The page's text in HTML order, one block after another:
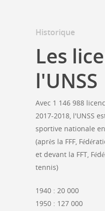
Historique
Les
l'UNSS
Avec 1 146 988
2017-2018, l'UNSS
sportive nationale
(après la FFF,
et devant la FFT,
tennis)
1940 : 20 000
1950 : 127 000